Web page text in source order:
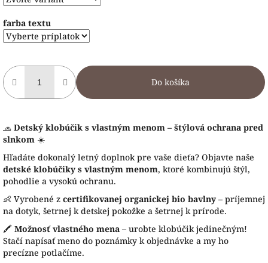
farba textu
Do košíka
🧢 Detský klobúčik s vlastným menom – štýlová ochrana pred
slnkom ☀️
Hľadáte dokonalý letný doplnok pre vaše dieťa? Objavte naše
detské klobúčiky s vlastným menom, ktoré kombinujú štýl,
pohodlie a vysokú ochranu.
👶 Vyrobené z certifikovanej organickej bio bavlny – príjemnej
na dotyk, šetrnej k detskej pokožke a šetrnej k prírode.
🖍️ Možnosť vlastného mena – urobte klobúčik jedinečným!
Stačí napísať meno do poznámky k objednávke a my ho
precízne potlačíme.